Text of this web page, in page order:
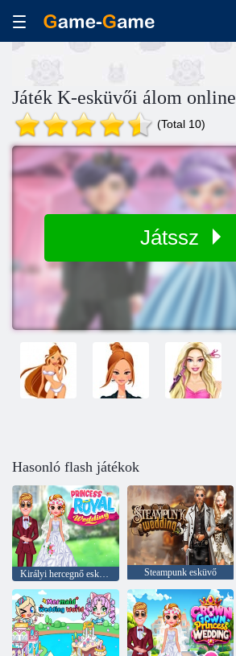
Játék K-esküvői álom online
(Total 10)
Játssz
Hasonló flash játékok
Királyi hercegnő esküvője Steampunk esküvő